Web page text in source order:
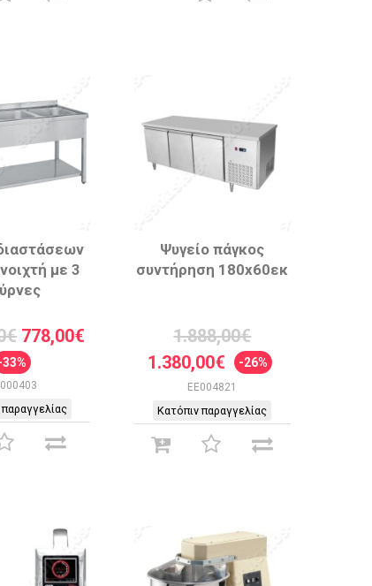
με 3
778,00€
33%
Ψυγείο πάγκος
συντήρηση 180x60εκ
1.888,00€
1.380,00€
-26%
EE004821
Κατόπιν παραγγελίας